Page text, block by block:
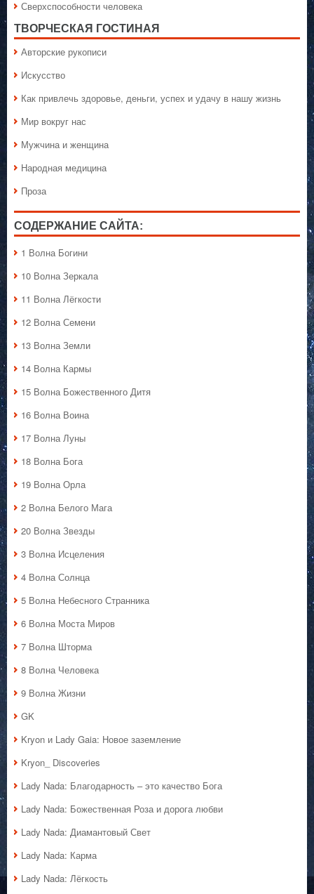
Сверхспособности человека
ТВОРЧЕСКАЯ ГОСТИНАЯ
Авторские рукописи
Искусство
Как привлечь здоровье, деньги, успех и удачу в нашу жизнь
Мир вокруг нас
Мужчина и женщина
Народная медицина
Проза
СОДЕРЖАНИЕ САЙТА:
1 Волна Богини
10 Волна Зеркала
11 Волна Лёгкости
12 Волна Семени
13 Волна Земли
14 Волна Кармы
15 Волна Божественного Дитя
16 Волна Воина
17 Волна Луны
18 Волна Бога
19 Волна Орла
2 Волна Белого Мага
20 Волна Звезды
3 Волна Исцеления
4 Волна Солнца
5 Волна Небесного Странника
6 Волна Моста Миров
7 Волна Шторма
8 Волна Человека
9 Волна Жизни
GK
Kryon и Lady Gaia: Новое заземление
Kryon_ Discoveries
Lady Nada: Благодарность – это качество Бога
Lady Nada: Божественная Роза и дорога любви
Lady Nada: Диамантовый Свет
Lady Nada: Карма
Lady Nada: Лёгкость